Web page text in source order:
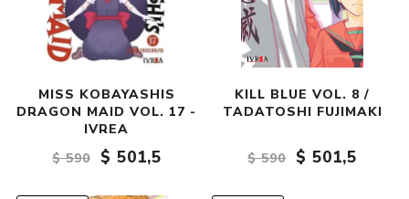
MISS KOBAYASHIS
DRAGON MAID VOL. 17 -
IVREA
$ 590
$ 501,5
KILL BLUE VOL. 8 /
TADATOSHI FUJIMAKI
$ 590 $ 501,5